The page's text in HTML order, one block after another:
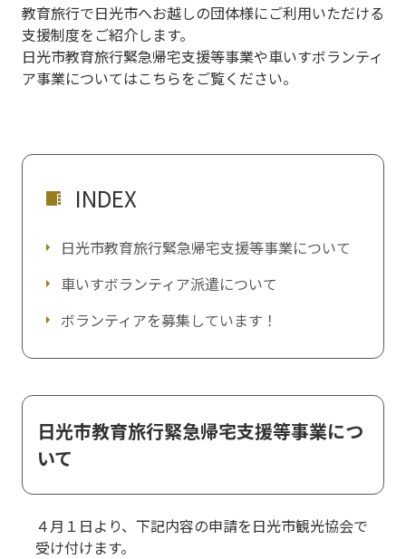
教育旅行で日光市へお越しの団体様にご利用いただける
支援制度をご紹介します。
日光市教育旅行緊急帰宅支援等事業や車いすボランティ
ア事業についてはこちらをご覧ください。
INDEX
日光市教育旅行緊急帰宅支援等事業について
車いすボランティア派遣について
ボランティアを募集しています！
日光市教育旅行緊急帰宅支援等事業につ
いて
４月１日より、下記内容の申請を日光市観光協会で
受け付けます。